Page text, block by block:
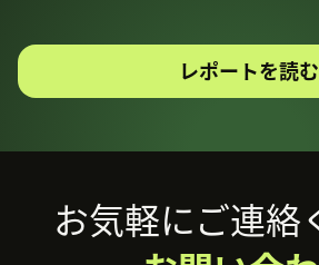
レポートを読む
Footerお気軽にご連絡